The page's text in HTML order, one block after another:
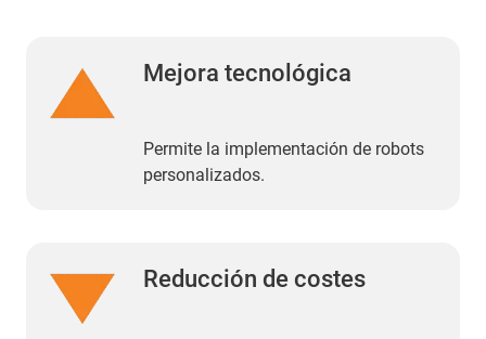
Mejora tecnológica
Permite la implementación de robots
personalizados.
Reducción de costes